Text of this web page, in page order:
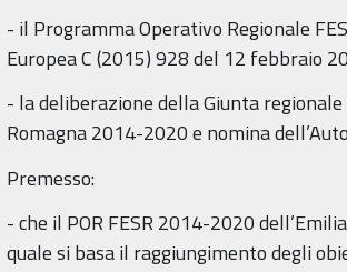
- il Programma Operativo Regionale
Europea C (2015) 928 del 12 febbraio
- la deliberazione della Giunta
Romagna 2014-2020 e nomina
Premesso:
- che il POR FESR 2014-2020
quale si basa il raggiungimento degli